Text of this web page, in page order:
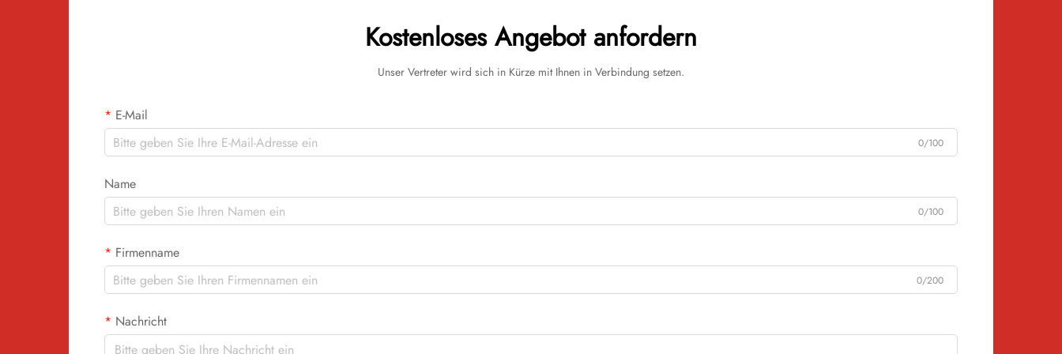
Kostenloses Angebot anfordern
Unser Vertreter wird sich in Kürze mit Ihnen in Verbindung setzen.
E-Mail
0/100
Name
0/100
Firmenname
0/200
Nachricht